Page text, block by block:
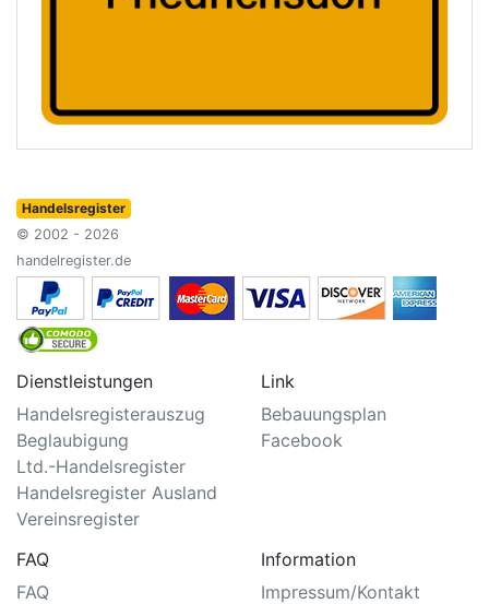
Handelsregister
© 2002 - 2026
handelregister.de
Dienstleistungen
Handelsregisterauszug
Beglaubigung
Ltd.-Handelsregister
Handelsregister Ausland
Vereinsregister
Link
Bebauungsplan
Facebook
FAQ
FAQ
Information
Impressum/Kontakt